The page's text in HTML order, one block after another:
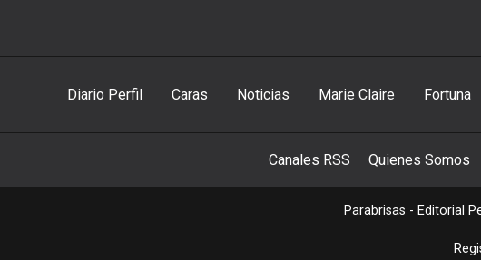
Diario Perfil Caras Noticias Marie Claire Fortuna
Canales RSS Quienes Somos
Parabrisas - Editorial